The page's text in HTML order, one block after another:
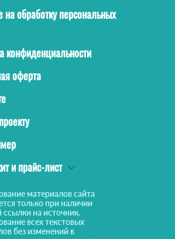
на обработку персональных
конфиденциальности
оферта
и прайс-лист
материалов сайта
только при наличии
ссылки на источник.
всех текстовых
без изменений в